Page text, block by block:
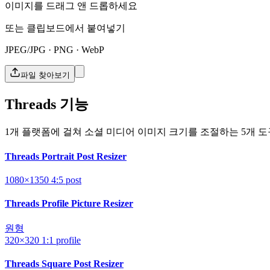
이미지를 드래그 앤 드롭하세요
또는 클립보드에서 붙여넣기
JPEG/JPG · PNG · WebP
파일 찾아보기
Threads 기능
1개 플랫폼에 걸쳐 소셜 미디어 이미지 크기를 조절하는 5개 도
Threads Portrait Post Resizer
1080×1350 4:5 post
Threads Profile Picture Resizer
원형
320×320 1:1 profile
Threads Square Post Resizer